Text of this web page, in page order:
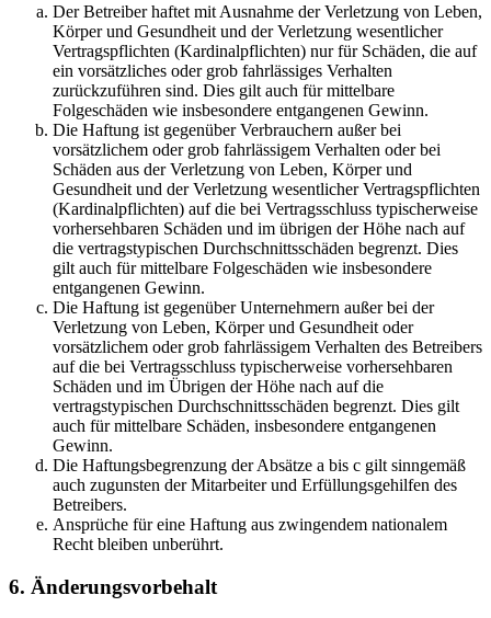
Der Betreiber haftet mit Ausnahme der Verletzung von Leben,
Körper und Gesundheit und der Verletzung wesentlicher
Vertragspflichten (Kardinalpflichten) nur für Schäden, die auf
ein vorsätzliches oder grob fahrlässiges Verhalten
zurückzuführen sind. Dies gilt auch für mittelbare
Folgeschäden wie insbesondere entgangenen Gewinn.
Die Haftung ist gegenüber Verbrauchern außer bei
vorsätzlichem oder grob fahrlässigem Verhalten oder bei
Schäden aus der Verletzung von Leben, Körper und
Gesundheit und der Verletzung wesentlicher Vertragspflichten
(Kardinalpflichten) auf die bei Vertragsschluss typischerweise
vorhersehbaren Schäden und im übrigen der Höhe nach auf
die vertragstypischen Durchschnittsschäden begrenzt. Dies
gilt auch für mittelbare Folgeschäden wie insbesondere
entgangenen Gewinn.
Die Haftung ist gegenüber Unternehmern außer bei der
Verletzung von Leben, Körper und Gesundheit oder
vorsätzlichem oder grob fahrlässigem Verhalten des Betreibers
auf die bei Vertragsschluss typischerweise vorhersehbaren
Schäden und im Übrigen der Höhe nach auf die
vertragstypischen Durchschnittsschäden begrenzt. Dies gilt
auch für mittelbare Schäden, insbesondere entgangenen
Gewinn.
Die Haftungsbegrenzung der Absätze a bis c gilt sinngemäß
auch zugunsten der Mitarbeiter und Erfüllungsgehilfen des
Betreibers.
Ansprüche für eine Haftung aus zwingendem nationalem
Recht bleiben unberührt.
6. Änderungsvorbehalt